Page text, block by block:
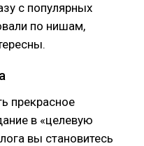
с популярных
по нишам,
прекрасное
в «целевую
вы становитесь